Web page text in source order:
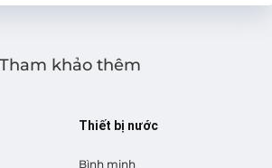
Tham khảo thêm
Thiết bị nước
Bình minh